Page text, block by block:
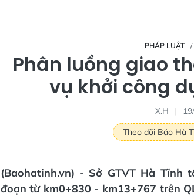
PHÁP LUẬT
Phân luồng giao
vụ khởi công
X.H
Theo dõi Báo Hà
(Baohatinh.vn) - Sở GTVT Hà Tĩnh
đoạn từ km0+830 - km13+767 trên